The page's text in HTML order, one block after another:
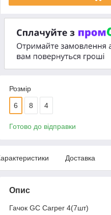
Розмір
6 8 4
Готово до відправки
Доставка
Опис
Гачок GC Carper 4(7шт)